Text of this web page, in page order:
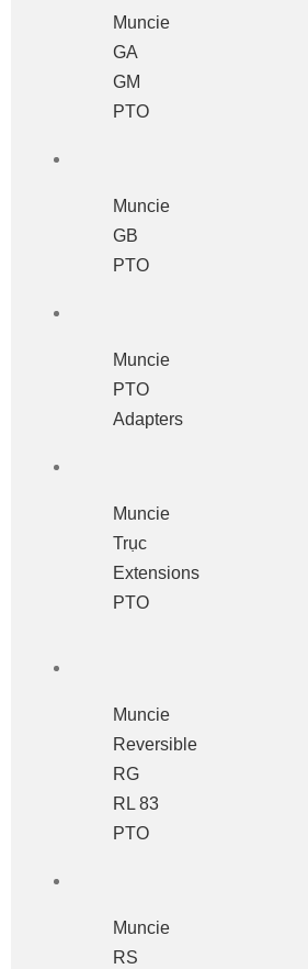
Muncie
GA
GM
PTO
Muncie
GB
PTO
Muncie
PTO
Adapters
Muncie
Trục
Extensions
PTO
Muncie
Reversible
RG
RL 83
PTO
Muncie
RS